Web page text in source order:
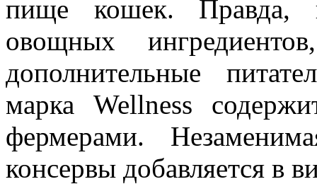
пище кошек. Правда,
овощных
дополнительные
марка Wellness
фермерами.
консервы добавляется в